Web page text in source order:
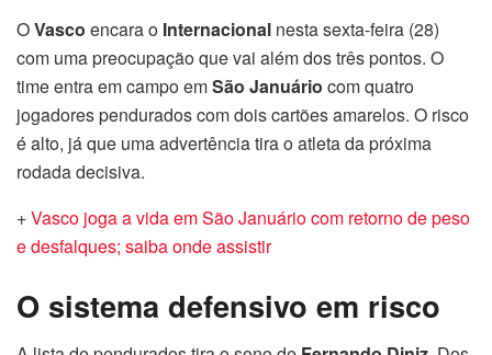
OVasco encara o Internacional nesta sexta-feira (28)
com uma preocupação que vai além dos três pontos. O
time entra em campo emSão Januário com quatro
jogadores pendurados com dois cartões amarelos. O risco
é alto, já que uma advertência tira o atleta da próxima
rodada decisiva.
+Vasco joga a vida em São Januário com retorno de peso
e desfalques; saiba onde assistir
O sistema defensivo em risco